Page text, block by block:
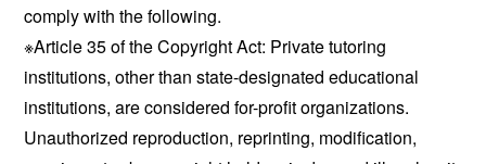
comply with the following.
※Article 35 of the Copyright Act: Private tutoring
institutions, other than state-designated educational
institutions, are considered for-profit organizations.
Unauthorized reproduction, reprinting, modification,